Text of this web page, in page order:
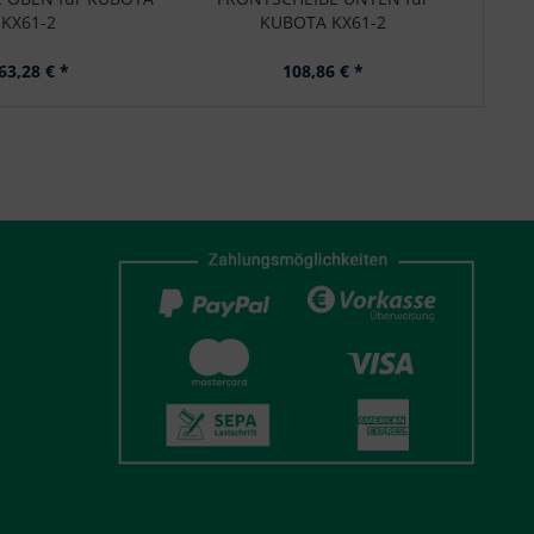
KX61-2
€ *
KUBOTA KX61-2
108,86 € *